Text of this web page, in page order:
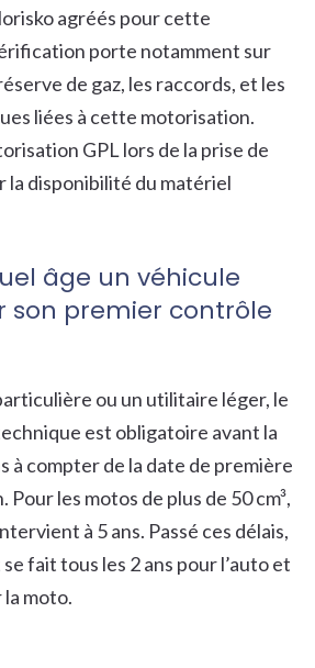
agréés pour cette
porte notamment sur
de gaz, les raccords, et les
liées à cette motorisation.
GPL lors de la prise de
la disponibilité du matériel
âge un véhicule
son premier contrôle
ou un utilitaire léger, le
est obligatoire avant la
à compter de la date de première
Pour les motos de plus de 50 cm³,
à 5 ans. Passé ces délais,
fait tous les 2 ans pour l’auto et
la moto.